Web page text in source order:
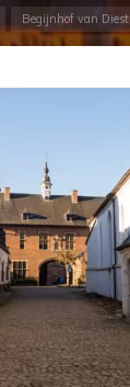
HomeBegijnhof van Diest